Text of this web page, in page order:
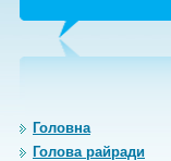
Головна
Голова райради